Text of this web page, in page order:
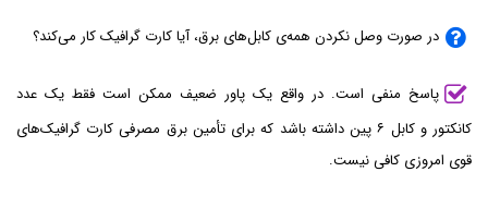
در صورت وصل نکردن همه‌ی کابل‌های برق، آیا کارت گرافیک کار می‌کند؟
پاسخ منفی است. در واقع یک پاور ضعیف ممکن است فقط یک عدد
کانکتور و کابل ۶ پین داشته باشد که برای تأمین برق مصرفی کارت گرافیک‌های
قوی امروزی کافی نیست.